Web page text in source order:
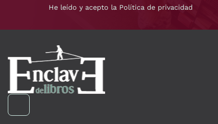
He leído y acepto la Política de privacidad